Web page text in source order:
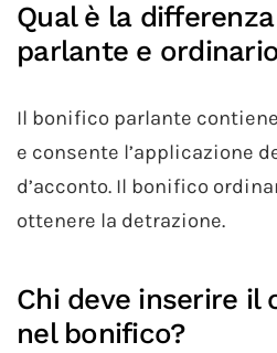
Qual è la
parlante e
Il bonifico parlante
e consente l’applicazione
d’acconto. Il bonifico
ottenere la detrazione.
Chi deve inserire il
nel bonifico?